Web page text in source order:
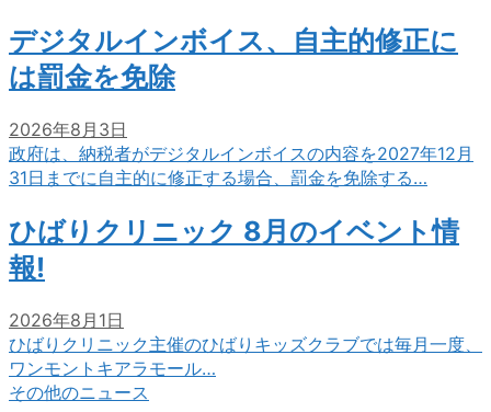
デジタルインボイス、自主的修正に
は罰金を免除
2026年8月3日
政府は、納税者がデジタルインボイスの内容を2027年12月
31日までに自主的に修正する場合、罰金を免除する…
ひばりクリニック 8月のイベント情
報!
2026年8月1日
ひばりクリニック主催のひばりキッズクラブでは毎月一度、
ワンモントキアラモール…
その他のニュース